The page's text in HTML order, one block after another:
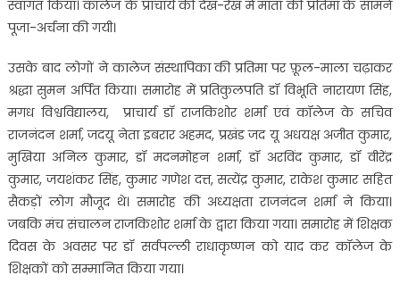
स्वागत किया। कॉलेज के प्राचार्य की देख-रेख में माता की प्रतिमा के सामने
पूजा-अर्चना की गयी।
उसके बाद लोगों ने कालेज संस्थापिका की प्रतिमा पर फ़ूल-माला चढ़ाकर
श्रद्धा सुमन अर्पित किया। समारोह में प्रतिकुलपति डॉ विभूति नारायण सिंह,
मगध विश्वविद्यालय, प्राचार्य डॉ राजकिशोर शर्मा एवं कॉलेज के सचिव
राजनंदन शर्मा, जदयू नेता इबरार अहमद, प्रखंड जद यू अधयक्ष अजीत कुमार,
मुखिया अनिल कुमार, डॉ मदनमोहन शर्मा, डॉ अरविंद कुमार, डॉ वीरेंद्र
कुमार, जयशंकर सिंह, कुमार गणेश दत्त, सत्येंद्र कुमार, राकेश कुमार सहित
सैकड़ों लोग मौजूद थे। समारोह की अध्यक्षता राजनंदन शर्मा ने किया।
जबकि मंच संचालन राजकिशोर शर्मा के द्वारा किया गया। समारोह में शिक्षक
दिवस के अवसर पर डॉ सर्वपल्ली राधाकृष्णन को याद कर कॉलेज के
शिक्षकों को सम्मानित किया गया।